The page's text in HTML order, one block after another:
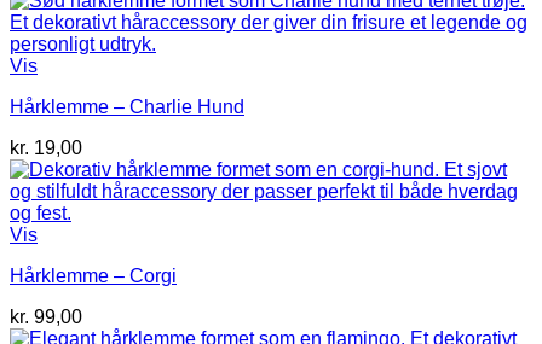
Vis
Hårklemme – Charlie Hund
kr. 19,00
Vis
Hårklemme – Corgi
kr. 99,00